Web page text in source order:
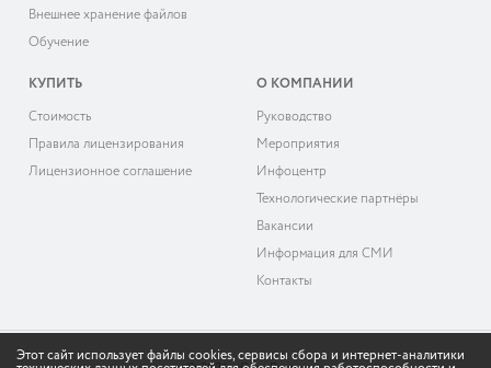
Внешнее хранение файлов
Обучение
КУПИТЬ
Cтоимость
Правила лицензирования
Лицензионное соглашение
О КОМПАНИИ
Руководство
Мероприятия
Инфоцентр
Технологические партнёры
Вакансии
Информация для СМИ
Контакты
Этот сайт использует файлы cookies, сервисы сбора и интернет-аналитики